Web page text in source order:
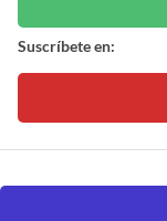
Suscríbete en: